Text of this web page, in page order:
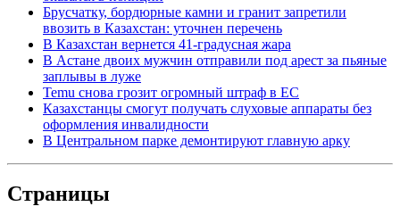
Брусчатку, бордюрные камни и гранит запретили
ввозить в Казахстан: уточнен перечень
В Казахстан вернется 41-градусная жара
В Астане двоих мужчин отправили под арест за пьяные
заплывы в луже
Temu снова грозит огромный штраф в ЕС
Казахстанцы смогут получать слуховые аппараты без
оформления инвалидности
В Центральном парке демонтируют главную арку
Страницы